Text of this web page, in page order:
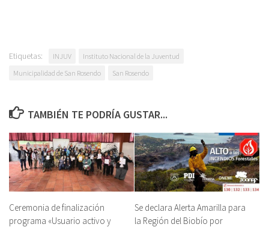
Etiquetas: INJUV
Instituto Nacional de la Juventud
Municipalidad de San Rosendo
San Rosendo
TAMBIÉN TE PODRÍA GUSTAR...
Ceremonia de finalización
programa «Usuario activo y
Se declara Alerta Amarilla para
la Región del Biobío por